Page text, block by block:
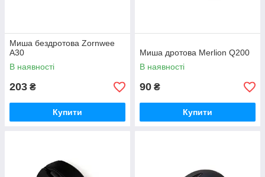
Миша бездротова Zornwee
A30
В наявності
203 ₴
Купити
Миша дротова Merlion Q200
В наявності
90 ₴
Купити